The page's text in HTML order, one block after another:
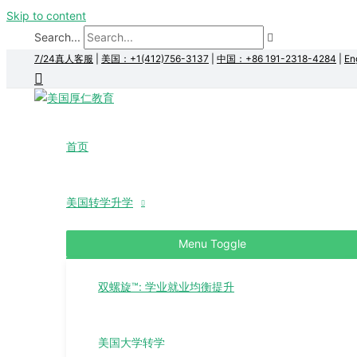
Skip to content
Search...
7/24真人客服 美国：+1(412)756-3137 中国：+86 191-2318-4284
首页
美国转学升学
Menu Toggle
双螺旋™: 学业就业均衡提升
美国大学转学